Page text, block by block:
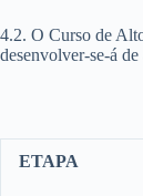
4.2. O Curso de
desenvolver-se-á
ETAPA